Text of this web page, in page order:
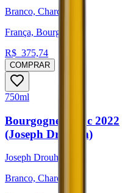
Branco, Chardonnay
França, Bourgogne
R$ 375,74
COMPRAR
750ml
Bourgogne Blanc 2022
(Joseph Drouhin)
Joseph Drouhin
Branco, Chardonnay